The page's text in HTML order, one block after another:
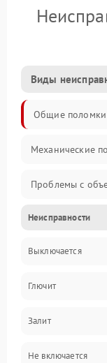
Виды
Общие поломки
Механические
Проблемы с
Электронные
Механические
Матрица и оптика
Питание и
Проблемы с
Неисправности
Выключается
Глючит
Залит
Не включается